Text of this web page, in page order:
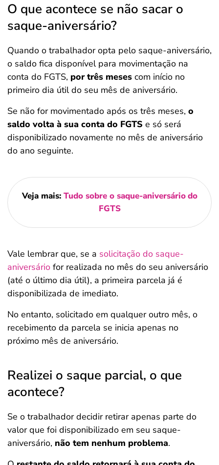
O que acontece se não sacar o
saque-aniversário?
Quando o trabalhador opta pelo saque-aniversário,
o saldo fica disponível para movimentação na
conta do FGTS, por três meses com início no
primeiro dia útil do seu mês de aniversário.
Se não for movimentado após os três meses, o
saldo volta à sua conta do FGTS e só será
disponibilizado novamente no mês de aniversário
do ano seguinte.
Veja mais: Tudo sobre o saque-aniversáriodo
FGTS
Vale lembrar que, se a solicitação do saque-
aniversário for realizada no mês do seu aniversário
(até o último dia útil), a primeira parcela já é
disponibilizada de imediato.
No entanto, solicitado em qualquer outro mês, o
recebimento da parcela se inicia apenas no
próximo mês de aniversário.
Realizei o saque parcial, o que
acontece?
Se o trabalhador decidir retirar apenas parte do
valor que foi disponibilizado em seu saque-
aniversário, não tem nenhum problema.